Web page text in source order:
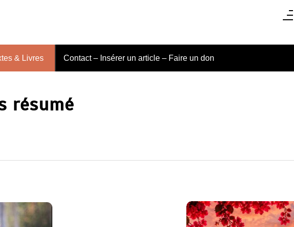
& Livres Contact – Insérer un article – Faire un don
résumé